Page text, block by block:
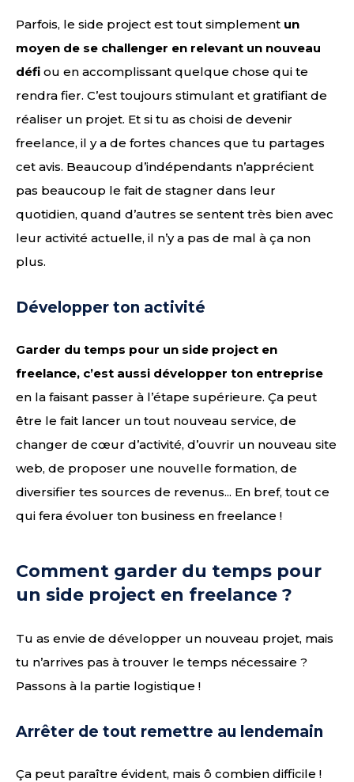
Parfois, le side project est tout simplement un
moyen de se challenger en relevant un nouveau
défi ou en accomplissant quelque chose qui te
rendra fier. C’est toujours stimulant et gratifiant de
réaliser un projet. Et si tu as choisi de devenir
freelance, il y a de fortes chances que tu partages
cet avis. Beaucoup d’indépendants n’apprécient
pas beaucoup le fait de stagner dans leur
quotidien, quand d’autres se sentent très bien avec
leur activité actuelle, il n’y a pas de mal à ça non
plus.
Développer ton activité
Garder du temps pour un side project en
freelance, c’est aussi développer ton entreprise
en la faisant passer à l’étape supérieure. Ça peut
être le fait lancer un tout nouveau service, de
changer de cœur d’activité, d’ouvrir un nouveau site
web, de proposer une nouvelle formation, de
diversifier tes sources de revenus... En bref, tout ce
qui fera évoluer ton business en freelance !
Comment garder du temps pour
un side project en freelance ?
Tu as envie de développer un nouveau projet, mais
tu n’arrives pas à trouver le temps nécessaire ?
Passons à la partie logistique !
Arrêter de tout remettre au lendemain
Ça peut paraître évident, mais ô combien difficile !